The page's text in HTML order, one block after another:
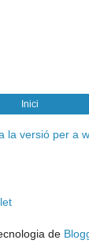
Inici
la versió per a
de